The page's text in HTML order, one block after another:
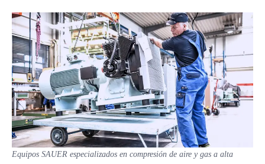
Equipos SAUER especializados en compresión de aire y gas a alta